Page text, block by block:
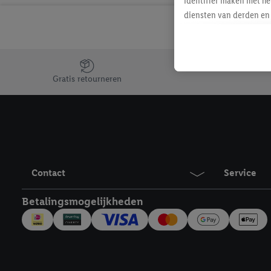
Jouw voordelen bij ons als Lidl webshop klant
Gratis retourneren
Contact Service
Betalingsmogelijkheden
diensten van derden
Als je hiervoor
eerder interesse hebt
maar het niet te
mailadres en met
Onder "Aanpassen"
Door te klikken op
technieken worden
inclusief over de
trekken, vind je in onze
over de cookies die